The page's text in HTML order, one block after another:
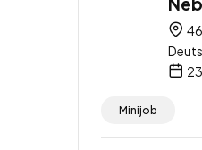
Minijob